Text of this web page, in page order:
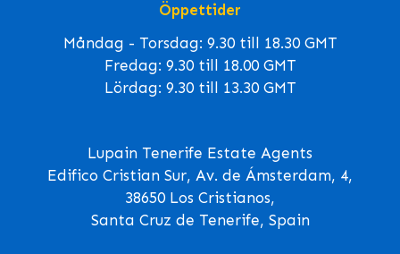
Öppettider
Måndag - Torsdag: 9.30 till 18.30 GMT
Fredag: 9.30 till 18.00 GMT
Lördag: 9.30 till 13.30 GMT
Lupain Tenerife Estate Agents
Edifico Cristian Sur, Av. de Ámsterdam, 4,
38650 Los Cristianos,
Santa Cruz de Tenerife, Spain